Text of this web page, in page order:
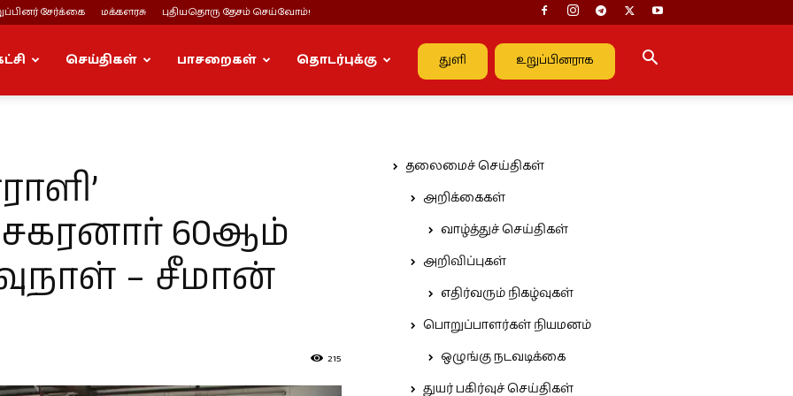
சேர்க்கை மக்களரசு புதியதொரு தேசம் செய்வோம்!
துளி உறுப்பினராக
செய்திகள் பாசறைகள் தொடர்புக்கு
60ஆம்
– சீமான்
215
தலைமைச் செய்திகள்
அறிக்கைகள்
வாழ்த்துச் செய்திகள்
அறிவிப்புகள்
எதிர்வரும் நிகழ்வுகள்
பொறுப்பாளர்கள் நியமனம்
ஒழுங்கு நடவடிக்கை
துயர் பகிர்வுச் செய்திகள்